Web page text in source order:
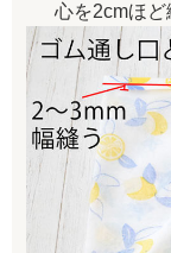
心を2cmほど